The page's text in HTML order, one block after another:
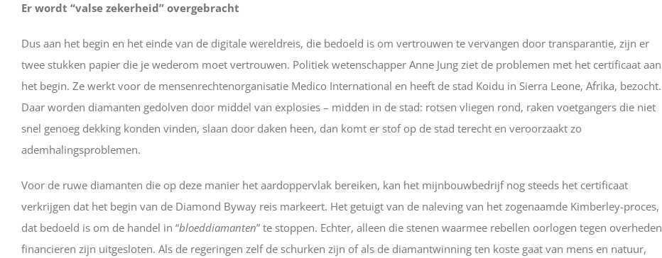
Er wordt “valse zekerheid” overgebracht
Dus aan het begin en het einde van de digitale wereldreis, die bedoeld is om vertrouwen te vervangen door transparantie, zijn er
twee stukken papier die je wederom moet vertrouwen. Politiek wetenschapper Anne Jung ziet de problemen met het certificaat aan
het begin. Ze werkt voor de mensenrechtenorganisatie Medico International en heeft de stad Koidu in Sierra Leone, Afrika, bezocht.
Daar worden diamanten gedolven door middel van explosies – midden in de stad: rotsen vliegen rond, raken voetgangers die niet
snel genoeg dekking konden vinden, slaan door daken heen, dan komt er stof op de stad terecht en veroorzaakt zo
ademhalingsproblemen.
Voor de ruwe diamanten die op deze manier het aardoppervlak bereiken, kan het mijnbouwbedrijf nog steeds het certificaat
verkrijgen dat het begin van de Diamond Byway reis markeert. Het getuigt van de naleving van het zogenaamde Kimberley-proces,
dat bedoeld is om de handel in “bloeddiamanten” te stoppen. Echter, alleen die stenen waarmee rebellen oorlogen tegen overheden
financieren zijn uitgesloten. Als de regeringen zelf de schurken zijn of als de diamantwinning ten koste gaat van mens en natuur,